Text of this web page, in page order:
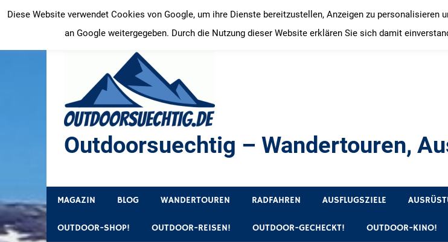
Inhalt
springen
Outdoorsuechtig – Wandertouren,
MAGAZIN BLOG WANDERTOUREN RADFAHREN AUSFLUGSZIELE
OUTDOOR-SHOP! OUTDOOR-REISEN! OUTDOOR-GECHECKT! OUTDOOR-KINO!
Diese Website verwendet Cookies von Google, um ihre Dienste bereitzustellen, Anzeigen zu
an Google weitergegeben. Durch die Nutzung dieser Website erklären Sie sich damit